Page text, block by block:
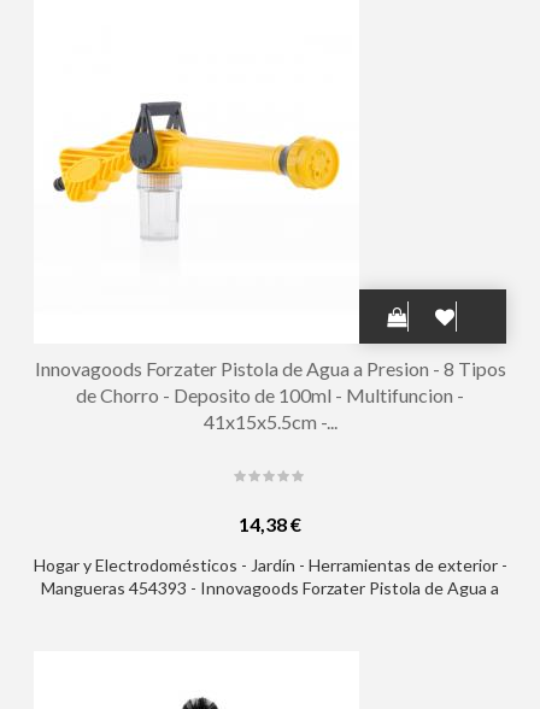
Innovagoods Forzater Pistola de Agua a Presion - 8 Tipos
de Chorro - Deposito de 100ml - Multifuncion -
41x15x5.5cm -...
14,38 €
Hogar y Electrodomésticos - Jardín - Herramientas de exterior -
Mangueras 454393 - Innovagoods Forzater Pistola de Agua a